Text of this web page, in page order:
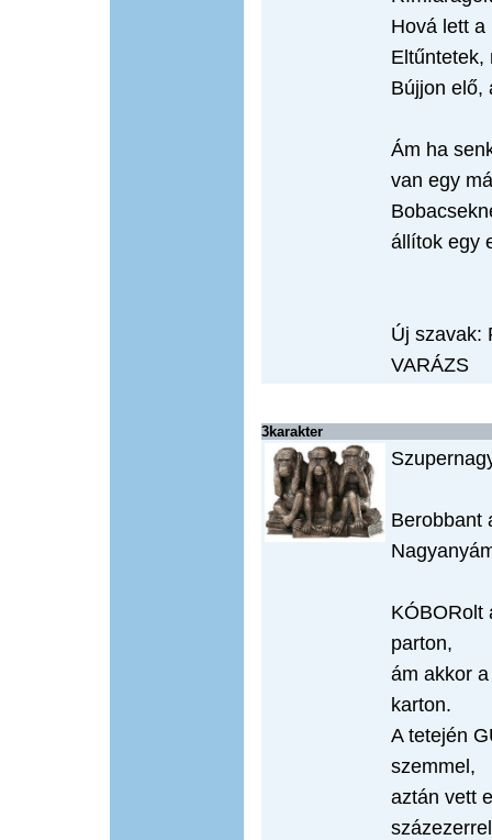
Hová lett a
Eltűntetek,
Bújjon elő,
Ám ha
van egy
állítok egy
Új szavak:
VARÁZS
3karakter
Berobbant
KÓBORolt
parton,
ám akkor
karton.
A tetején
szemmel,
aztán vett